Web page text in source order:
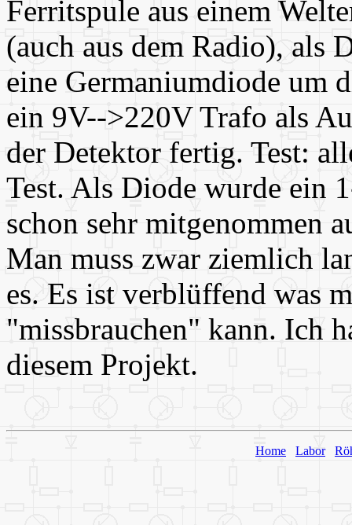
Ferritspule aus einem
(auch aus dem Radio), als
eine Germaniumdiode um
ein 9V-->220V Trafo als
der Detektor fertig. Test:
Test. Als Diode wurde ein
schon sehr mitgenommen
Man muss zwar ziemlich
es. Es ist verblüffend was
"missbrauchen" kann. Ich
diesem Projekt.
Home Labor